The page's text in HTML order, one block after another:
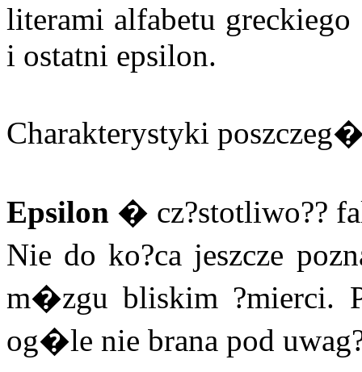
literami alfabetu greckiego
i ostatni epsilon.
Charakterystyki
Epsilon � cz?stotliwo??
Nie do ko?ca jeszcze
m�zgu bliskim ?mierci.
og�le nie brana pod